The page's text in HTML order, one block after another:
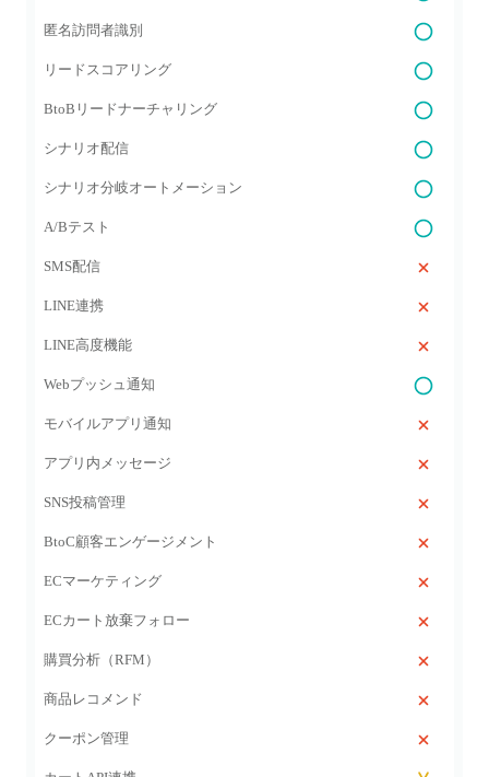
匿名訪問者識別
リードスコアリング
BtoBリードナーチャリング
シナリオ配信
シナリオ分岐オートメーション
A/Bテスト
SMS配信
LINE連携
LINE高度機能
Webプッシュ通知
モバイルアプリ通知
アプリ内メッセージ
SNS投稿管理
BtoC顧客エンゲージメント
ECマーケティング
ECカート放棄フォロー
購買分析（RFM）
商品レコメンド
クーポン管理